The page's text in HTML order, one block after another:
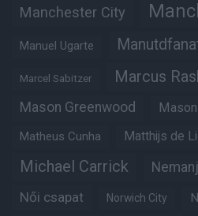
Manchester City
Manuel Ugarte
Marcel Sabitzer Marcus
Mason Greenwood
Matheus Cunha Matthijs de
Michael Carrick
Női csapat Norwich City